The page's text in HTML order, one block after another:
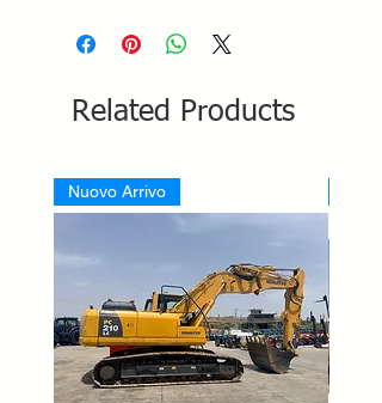
Related Products
Nuovo Arrivo